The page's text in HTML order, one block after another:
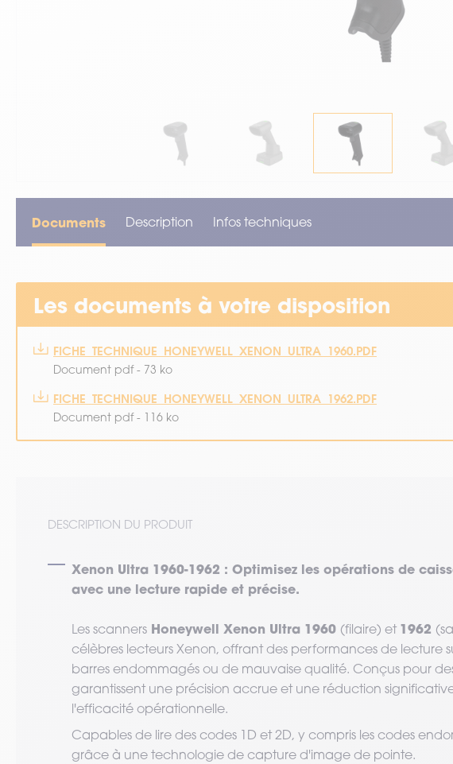
Documents Description Infos techniques
Les documents à votre disposition
FICHE_TECHNIQUE_HONEYWELL_XENON_ULTRA_1960.PDF
Document pdf - 73 ko
FICHE_TECHNIQUE_HONEYWELL_XENON_ULTRA_1962.PDF
Document pdf - 116 ko
DESCRIPTION DU PRODUIT
Xenon Ultra 1960-1962 : Optimisez les opérations de
avec une lecture rapide et précise.
Les scanners Honeywell Xenon Ultra 1960 (filaire) et 1962
célèbres lecteurs Xenon, offrant des performances de lecture
barres endommagés ou de mauvaise qualité. Conçus pour
garantissent une précision accrue et une réduction
l'efficacité opérationnelle.
Capables de lire des codes 1D et 2D, y compris les codes
grâce à une technologie de capture d'image de pointe.